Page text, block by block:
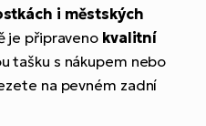
i městských
je připraveno kvalitní
tašku s nákupem nebo
na pevném zadní